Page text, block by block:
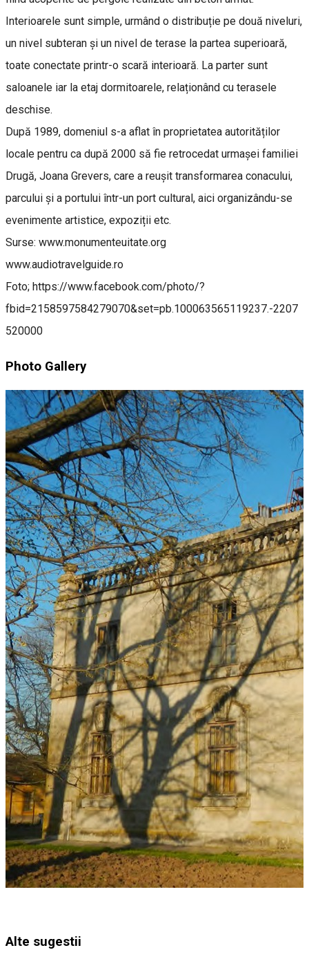
Interioarele sunt simple, urmând o distribuție pe două niveluri,
un nivel subteran și un nivel de terase la partea superioară,
toate conectate printr-o scară interioară. La parter sunt
saloanele iar la etaj dormitoarele, relaționând cu terasele
deschise.
După 1989, domeniul s-a aflat în proprietatea autorităților
locale pentru ca după 2000 să fie retrocedat urmașei familiei
Drugă, Joana Grevers, care a reușit transformarea conacului,
parcului și a portului într-un port cultural, aici organizându-se
evenimente artistice, expoziții etc.
Surse: www.monumenteuitate.org
www.audiotravelguide.ro
Foto; https://www.facebook.com/photo/?
fbid=2158597584279070&set=pb.100063565119237.-2207
520000
Photo Gallery
Alte sugestii